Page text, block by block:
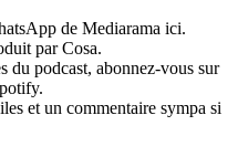
de Mediarama ici.
par Cosa.
du podcast, abonnez-vous sur
et un commentaire sympa si